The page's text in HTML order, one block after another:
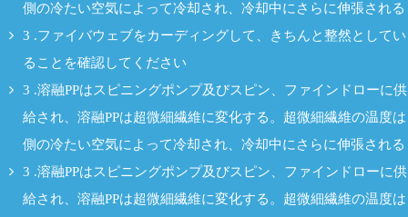
側の冷たい空気によって冷却され、冷却中にさらに伸張される
3 .ファイバウェブをカーディングして、きちんと整然としてい
ることを確認してください
3 .溶融PPはスピニングポンプ及びスピン、ファインドローに供
給され、溶融PPは超微細繊維に変化する。超微細繊維の温度は
側の冷たい空気によって冷却され、冷却中にさらに伸張される
3 .溶融PPはスピニングポンプ及びスピン、ファインドローに供
給され、溶融PPは超微細繊維に変化する。超微細繊維の温度は